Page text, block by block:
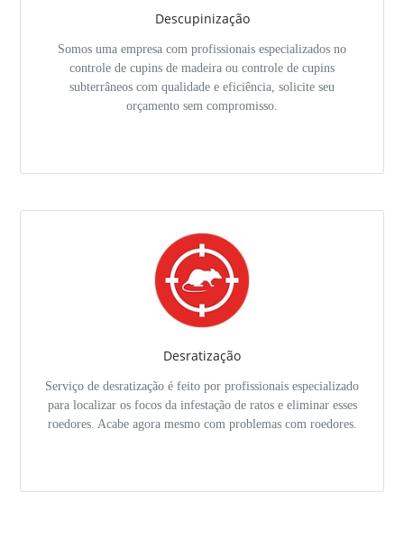
Descupinização
Somos uma empresa com profissionais especializados no
controle de cupins de madeira ou controle de cupins
subterrâneos com qualidade e eficiência, solicite seu
orçamento sem compromisso.
Desratização
Serviço de desratização é feito por profissionais especializado
para localizar os focos da infestação de ratos e eliminar esses
roedores. Acabe agora mesmo com problemas com roedores.